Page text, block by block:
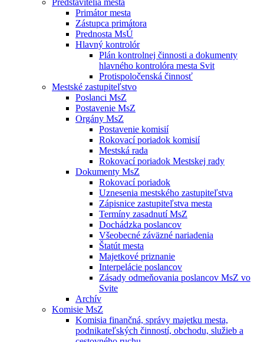
Predstavitelia mesta
Primátor mesta
Zástupca primátora
Prednosta MsÚ
Hlavný kontrolór
Plán kontrolnej činnosti a dokumenty
hlavného kontrolóra mesta Svit
Protispoločenská činnosť
Mestské zastupiteľstvo
Poslanci MsZ
Postavenie MsZ
Orgány MsZ
Postavenie komisií
Rokovací poriadok komisií
Mestská rada
Rokovací poriadok Mestskej rady
Dokumenty MsZ
Rokovací poriadok
Uznesenia mestského zastupiteľstva
Zápisnice zastupiteľstva mesta
Termíny zasadnutí MsZ
Dochádzka poslancov
Všeobecné záväzné nariadenia
Štatút mesta
Majetkové priznanie
Interpelácie poslancov
Zásady odmeňovania poslancov MsZ vo
Svite
Archív
Komisie MsZ
Komisia finančná, správy majetku mesta,
podnikateľských činností, obchodu, služieb a